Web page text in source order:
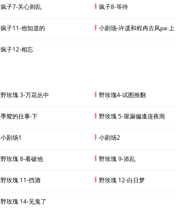
疯子7-关心则乱 疯子8-等待
疯子11-他知道的 小剧场-许遗和程冉古风pa·上
疯子12-相忘
野玫瑰 3-万花丛中 野玫瑰4-试图推翻
季鸳的往事·下 野玫瑰 5-屋漏偏逢连夜雨
小剧场1 小剧场2
野玫瑰 8-看破他 野玫瑰 9-添乱
野玫瑰 11-挡酒 野玫瑰 12-白日梦
野玫瑰 14-见鬼了